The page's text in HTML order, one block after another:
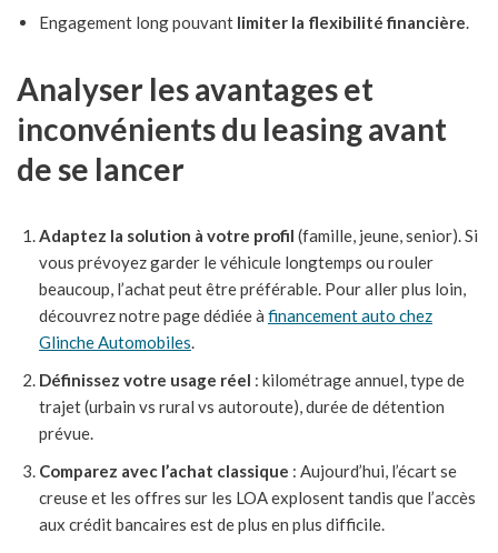
Engagement long pouvant limiter la flexibilité financière.
Analyser les avantages et
inconvénients du leasing avant
de se lancer
Adaptez la solution à votre profil (famille, jeune, senior). Si
vous prévoyez garder le véhicule longtemps ou rouler
beaucoup, l’achat peut être préférable. Pour aller plus loin,
découvrez notre page dédiée à financement auto chez
Glinche Automobiles.
Définissez votre usage réel : kilométrage annuel, type de
trajet (urbain vs rural vs autoroute), durée de détention
prévue.
Comparez avec l’achat classique : Aujourd’hui, l’écart se
creuse et les offres sur les LOA explosent tandis que l’accès
aux crédit bancaires est de plus en plus difficile.